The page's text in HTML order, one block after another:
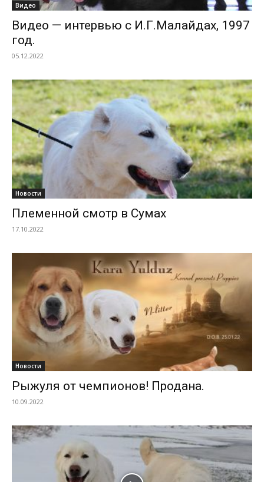
Видео
Видео — интервью с И.Г.Малайдах, 1997
год.
05.12.2022
Новости
Племенной смотр в Сумах
17.10.2022
Новости
Рыжуля от чемпионов! Продана.
10.09.2022